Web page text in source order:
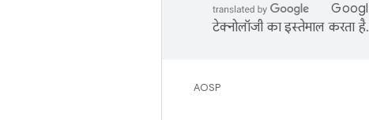
टेक्नोलॉजी का इस्तेमाल करता
AOSP